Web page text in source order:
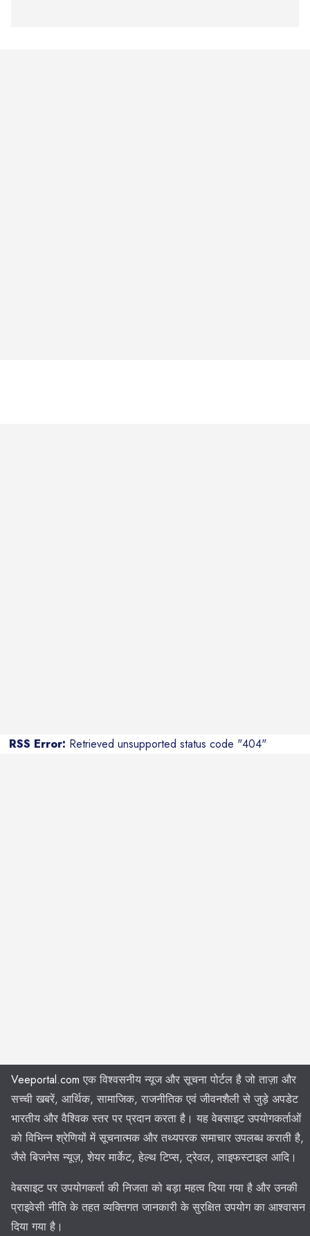
RSS Error: Retrieved unsupported status code "404"
Veeportal.com एक विश्वसनीय न्यूज और सूचना पोर्टल है जो ताज़ा और
सच्ची खबरें, आर्थिक, सामाजिक, राजनीतिक एवं जीवनशैली से जुड़े अपडेट
भारतीय और वैश्विक स्तर पर प्रदान करता है। यह वेबसाइट उपयोगकर्ताओं
को विभिन्न श्रेणियों में सूचनात्मक और तथ्यपरक समाचार उपलब्ध कराती है,
जैसे बिजनेस न्यूज़, शेयर मार्केट, हेल्थ टिप्स, ट्रेवल, लाइफस्टाइल आदि।
वेबसाइट पर उपयोगकर्ता की निजता को बड़ा महत्व दिया गया है और उनकी
प्राइवेसी नीति के तहत व्यक्तिगत जानकारी के सुरक्षित उपयोग का आश्वासन
दिया गया है।